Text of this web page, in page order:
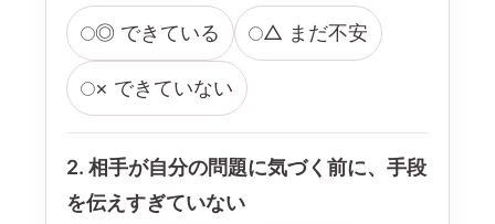
◎ できている △ まだ不安
× できていない
2. 相手が自分の問題に気づく前に、手段
を伝えすぎていない